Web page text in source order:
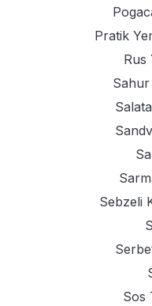
Pratik
Rus
Sahur
Sebzeli
Sos